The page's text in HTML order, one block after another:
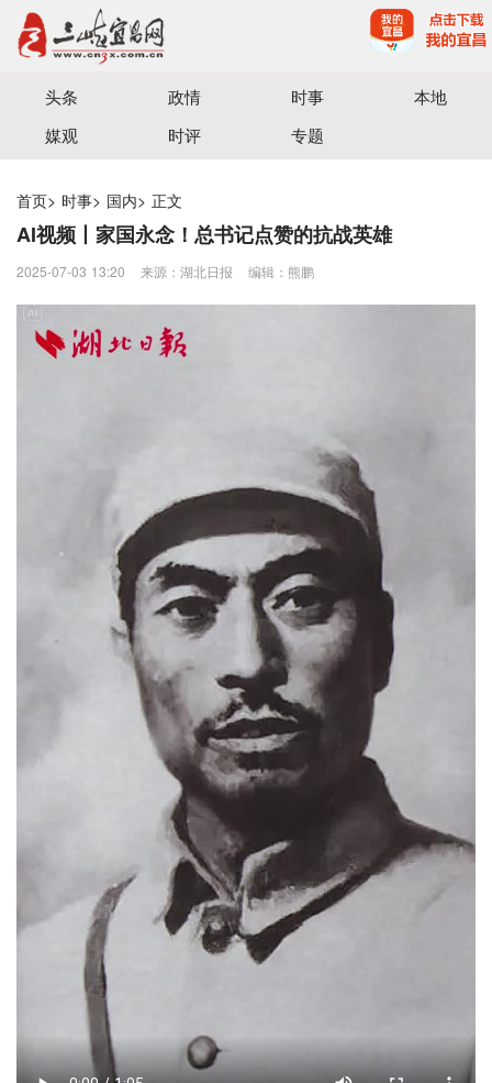
宜昌三峡融媒体中心主办
头条 政情 时事
本地
媒观
时评 专题
首页> 时事> 国内> 正文
AI视频丨家国永念！总书记点赞的抗战英雄
2025-07-03 13:20 来源：湖北日报 编辑：熊鹏